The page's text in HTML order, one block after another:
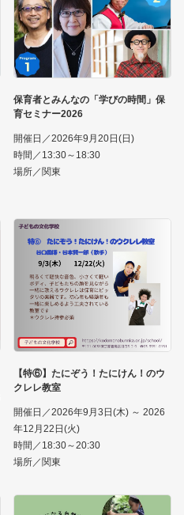
保育者とみんなの「学びの時間」保
育セミナー2026
開催日／2026年9月20日(日)
時間／13:30～18:30
場所／関東
【特⑥】たにぞう！たにけん！のウ
クレレ教室
開催日／2026年9月3日(木) ～ 2026
年12月22日(火)
時間／18:30～20:30
場所／関東